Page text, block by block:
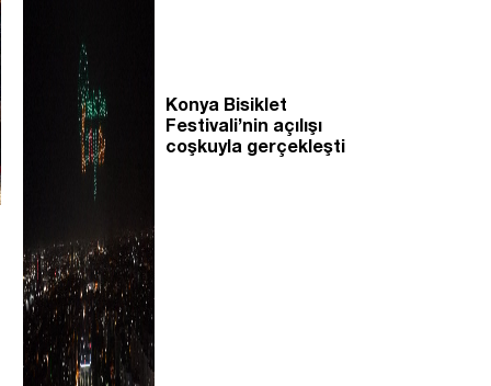
Konya Bisiklet
Festivali’nin açılışı
coşkuyla gerçekleşti